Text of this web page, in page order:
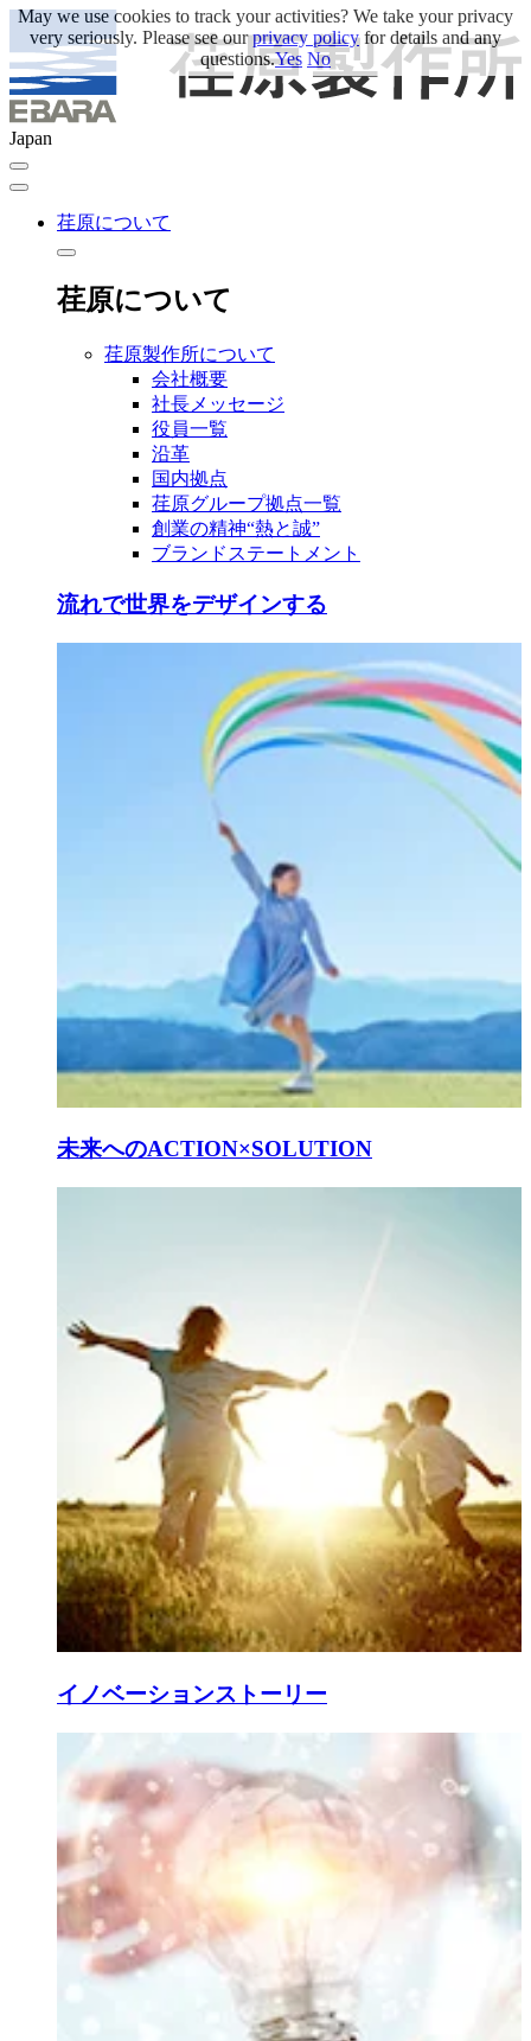
Japan
荏原について
荏原について
荏原製作所について
会社概要
社長メッセージ
役員一覧
沿革
国内拠点
荏原グループ拠点一覧
創業の精神“熱と誠”
ブランドステートメント
流れで世界をデザインする
未来へのACTION×SOLUTION
イノベーションストーリー
May we use cookies to track your activities? We take your privacy
very seriously. Please see ourprivacy policyfor details and any
questions.Yes No